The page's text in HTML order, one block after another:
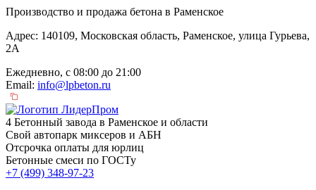
Производство и продажа бетона в Раменское
Адрес: 140109, Московская область, Раменское, улица Гурьева,
2А
Ежедневно, с 08:00 до 21:00
Email: info@lpbeton.ru
4 Бетонный завода в Раменское и области
Свой автопарк миксеров и АБН
Отсрочка оплаты для юрлиц
Бетонные смеси по ГОСТу
+7 (499) 348-97-23